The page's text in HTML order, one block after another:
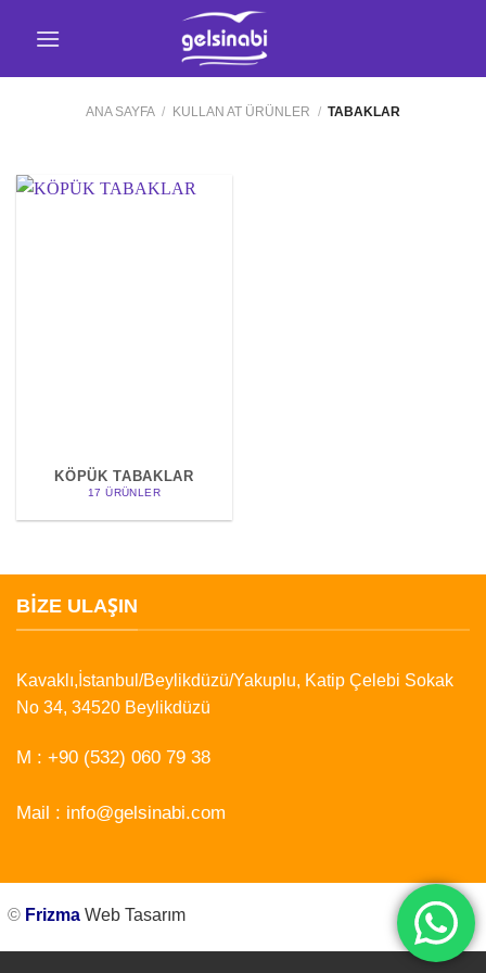
ANA SAYFA / KULLAN AT ÜRÜNLER / TABAKLAR
KÖPÜK TABAKLAR
17 ÜRÜNLER
BIZE ULAŞIN
Kavaklı,İstanbul/Beylikdüzü/Yakuplu, Katip Çelebi Sokak
No 34, 34520 Beylikdüzü
M : +90 (532) 060 79 38
Mail : info@gelsinabi.com
© Frizma Web Tasarım